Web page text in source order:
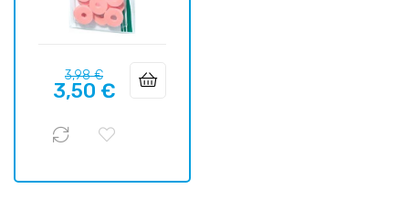
Precio
regular
3,98 €Precio
3,50 €